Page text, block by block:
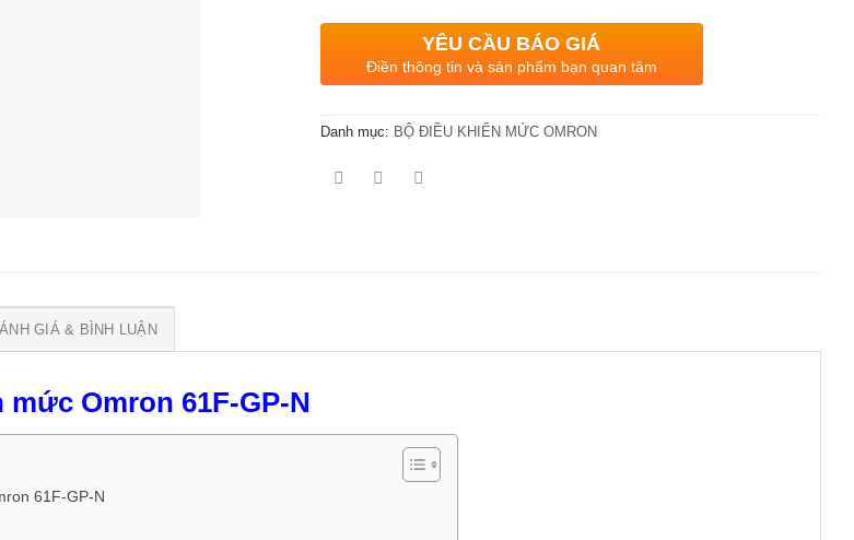
YÊU CẦU BÁO GIÁ
Điền thông tin và sản phẩm bạn quan tâm
Danh mục: BỘ ĐIỀU KHIỂN MỨC OMRON
GIÁ & BÌNH LUẬN
Omron 61F-GP-N
61F-GP-N